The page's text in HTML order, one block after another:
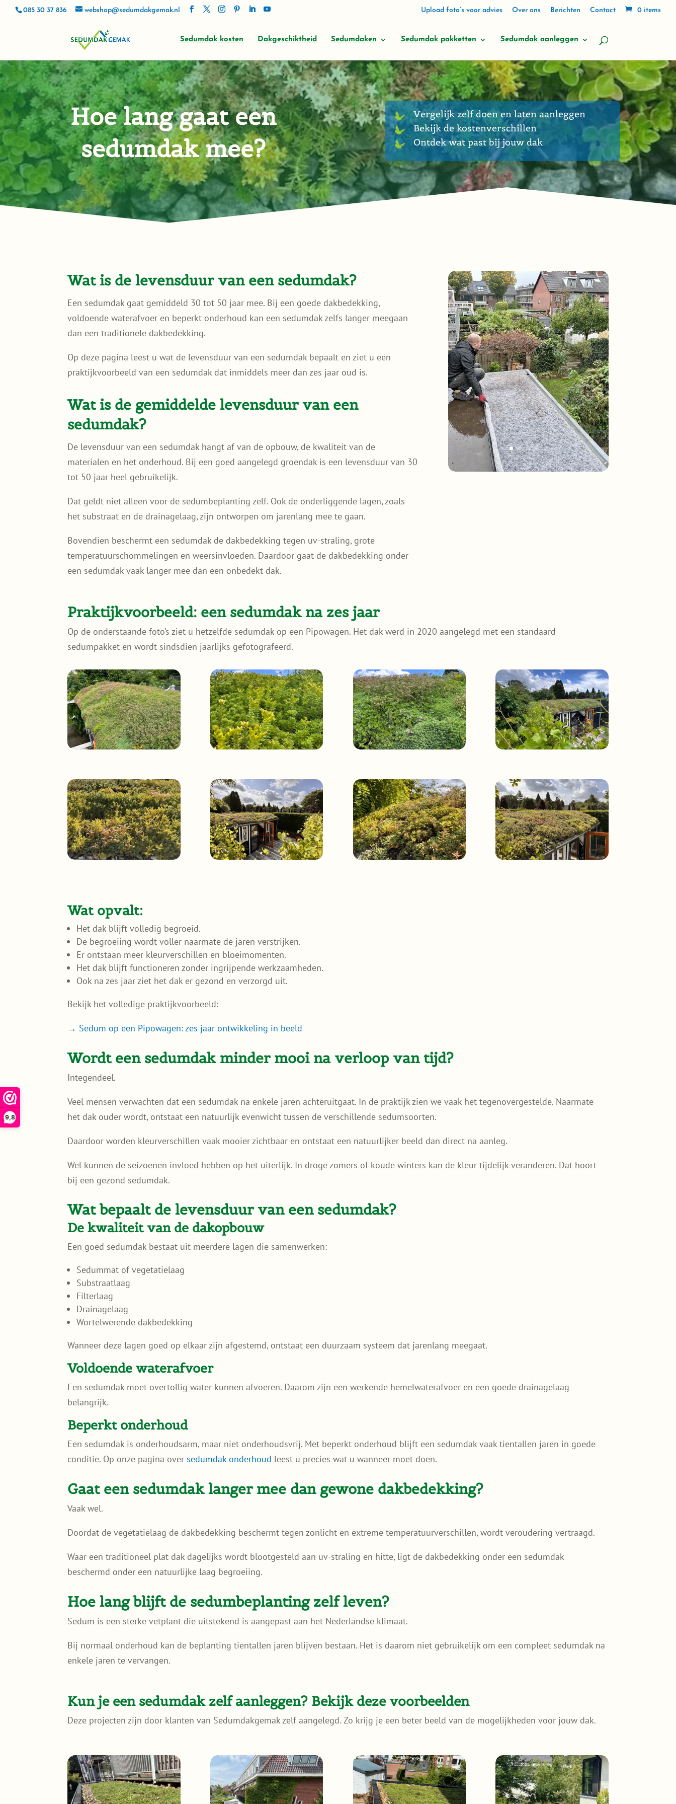
9,8
085 30 37 836 webshop@sedumdakgemak.nl Upload foto’s voor advies Over ons Berichten Contact 0 items
Sedumdak kosten Dakgeschiktheid Sedumdaken Sedumdak pakketten Sedumdak aanleggen
Hoe lang gaat een
sedumdak mee?
Vergelijk zelf doen en laten aanleggen
Bekijk de kostenverschillen
Ontdek wat past bij jouw dak
Wat is de levensduur van een sedumdak?
Een sedumdak gaat gemiddeld 30 tot 50 jaar mee. Bij een goede dakbedekking,
voldoende waterafvoer en beperkt onderhoud kan een sedumdak zelfs langer meegaan
dan een traditionele dakbedekking.
Op deze pagina leest u wat de levensduur van een sedumdak bepaalt en ziet u een
praktijkvoorbeeld van een sedumdak dat inmiddels meer dan zes jaar oud is.
Wat is de gemiddelde levensduur van een
sedumdak?
De levensduur van een sedumdak hangt af van de opbouw, de kwaliteit van de
materialen en het onderhoud. Bij een goed aangelegd groendak is een levensduur van 30
tot 50 jaar heel gebruikelijk.
Dat geldt niet alleen voor de sedumbeplanting zelf. Ook de onderliggende lagen, zoals
het substraat en de drainagelaag, zijn ontworpen om jarenlang mee te gaan.
Bovendien beschermt een sedumdak de dakbedekking tegen uv-straling, grote
temperatuurschommelingen en weersinvloeden. Daardoor gaat de dakbedekking onder
een sedumdak vaak langer mee dan een onbedekt dak.
Praktijkvoorbeeld: een sedumdak na zes jaar
Op de onderstaande foto’s ziet u hetzelfde sedumdak op een Pipowagen. Het dak werd in 2020 aangelegd met een standaard
sedumpakket en wordt sindsdien jaarlijks gefotografeerd.
Wat opvalt:
Het dak blijft volledig begroeid.
De begroeiing wordt voller naarmate de jaren verstrijken.
Er ontstaan meer kleurverschillen en bloeimomenten.
Het dak blijft functioneren zonder ingrijpende werkzaamheden.
Ook na zes jaar ziet het dak er gezond en verzorgd uit.
Bekijk het volledige praktijkvoorbeeld:
→ Sedum op een Pipowagen: zes jaar ontwikkeling in beeld
Wordt een sedumdak minder mooi na verloop van tijd?
Integendeel.
Veel mensen verwachten dat een sedumdak na enkele jaren achteruitgaat. In de praktijk zien we vaak het tegenovergestelde. Naarmate
het dak ouder wordt, ontstaat een natuurlijk evenwicht tussen de verschillende sedumsoorten.
Daardoor worden kleurverschillen vaak mooier zichtbaar en ontstaat een natuurlijker beeld dan direct na aanleg.
Wel kunnen de seizoenen invloed hebben op het uiterlijk. In droge zomers of koude winters kan de kleur tijdelijk veranderen. Dat hoort
bij een gezond sedumdak.
Wat bepaalt de levensduur van een sedumdak?
De kwaliteit van de dakopbouw
Een goed sedumdak bestaat uit meerdere lagen die samenwerken:
Sedummat of vegetatielaag
Substraatlaag
Filterlaag
Drainagelaag
Wortelwerende dakbedekking
Wanneer deze lagen goed op elkaar zijn afgestemd, ontstaat een duurzaam systeem dat jarenlang meegaat.
Voldoende waterafvoer
Een sedumdak moet overtollig water kunnen afvoeren. Daarom zijn een werkende hemelwaterafvoer en een goede drainagelaag
belangrijk.
Beperkt onderhoud
Een sedumdak is onderhoudsarm, maar niet onderhoudsvrij. Met beperkt onderhoud blijft een sedumdak vaak tientallen jaren in goede
conditie. Op onze pagina oversedumdak onderhoud leest u precies wat u wanneer moet doen.
Gaat een sedumdak langer mee dan gewone dakbedekking?
Vaak wel.
Doordat de vegetatielaag de dakbedekking beschermt tegen zonlicht en extreme temperatuurverschillen, wordt veroudering vertraagd.
Waar een traditioneel plat dak dagelijks wordt blootgesteld aan uv-straling en hitte, ligt de dakbedekking onder een sedumdak
beschermd onder een natuurlijke laag begroeiing.
Hoe lang blijft de sedumbeplanting zelf leven?
Sedum is een sterke vetplant die uitstekend is aangepast aan het Nederlandse klimaat.
Bij normaal onderhoud kan de beplanting tientallen jaren blijven bestaan. Het is daarom niet gebruikelijk om een compleet sedumdak na
enkele jaren te vervangen.
Kun je een sedumdak zelf aanleggen? Bekijk deze voorbeelden
Deze projecten zijn door klanten van Sedumdakgemak zelf aangelegd. Zo krijg je een beter beeld van de mogelijkheden voor jouw dak.